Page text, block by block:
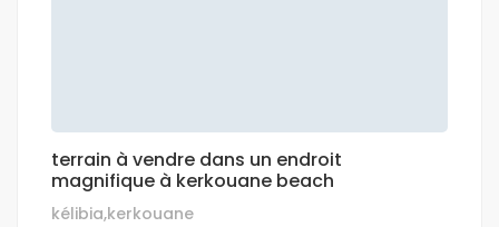
terrain à vendre dans un endroit
magnifique à kerkouane beach
kélibia,kerkouane